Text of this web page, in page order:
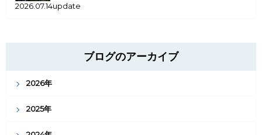
2026.07.14update
ブログのアーカイブ
2026年
2025年